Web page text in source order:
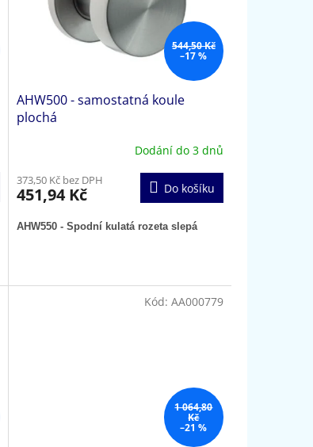
544,50 Kč
–17 %
AHW500 - samostatná koule
plochá
Dodání do 3 dnů
373,50 Kč bez DPH
451,94 Kč Do košíku
AHW550 - Spodní kulatá rozeta slepá
1 064,80
Kč
–21 %
Kód: AA000779